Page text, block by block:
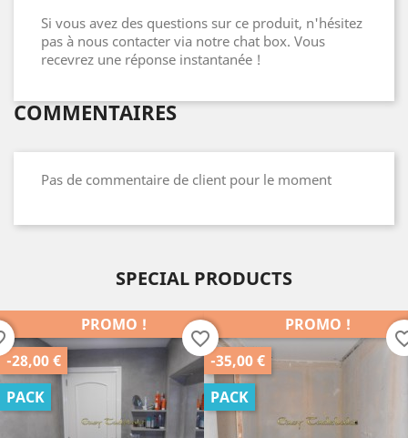
Si vous avez des questions sur ce produit, n'hésitez
pas à nous contacter via notre chat box. Vous
recevrez une réponse instantanée !
COMMENTAIRES
Pas de commentaire de client pour le moment
SPECIAL PRODUCTS
PROMO !
-35,00 €
PACK
favorite_border
PROMO !
-25,00 €
PACK